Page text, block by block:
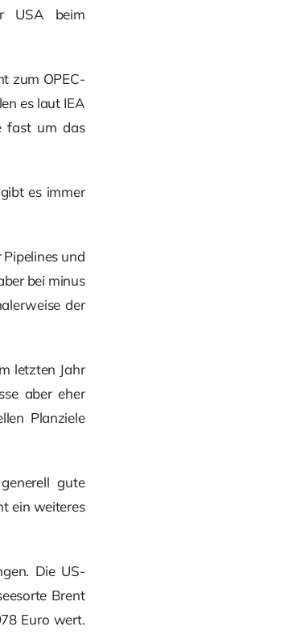
USA beim
zum OPEC-
es laut IEA
fast um das
es immer
und
bei minus
der
letzten Jahr
aber eher
Planziele
gute
ein weiteres
Die US-
Brent
Euro wert.